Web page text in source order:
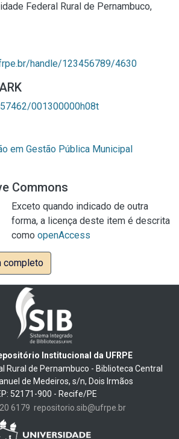
Federal Rural de Pernambuco,
handle/123456789/4630
001300000h08t
em Gestão Pública Municipal
Commons
Exceto quando indicado de outra
forma, a licença deste item é descrita
como openAccess
completo
Institucional da UFRPE
Rural de Pernambuco - Biblioteca Central
de Medeiros, s/n, Dois Irmãos
52171-900 - Recife/PE
6179 repositorio.sib@ufrpe.br